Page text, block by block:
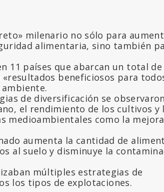
milenario no sólo para
alimentaria, sino también
11 países que abarcan un total de
beneficiosos para
de diversificación se observaron
el rendimiento de los cultivos y
medioambientales como la
aumenta la cantidad de
al suelo y disminuye la
múltiples estrategias de
los tipos de explotaciones.